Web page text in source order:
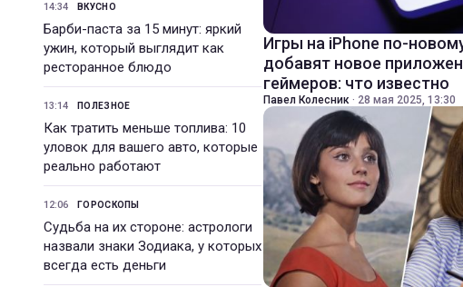
14:34 ВКУСНО
Барби-паста за 15 минут: яркий
ужин, который выглядит как
ресторанное блюдо
13:14 ПОЛЕЗНОЕ
Как тратить меньше топлива: 10
уловок для вашего авто, которые
реально работают
12:06 ГОРОСКОПЫ
Судьба на их стороне: астрологи
назвали знаки Зодиака, у которых
всегда есть деньги
Игры на iPhone по-
добавят новое
геймеров: что известно
Павел Колесник · 28 мая 2025, 13:30